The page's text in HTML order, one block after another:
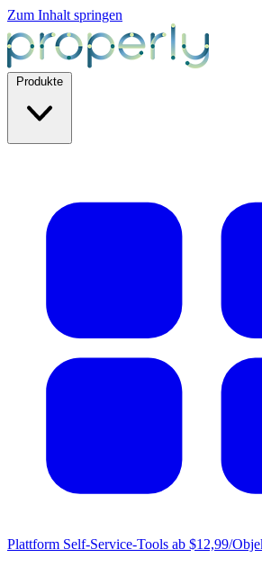
Zum Inhalt springen
Plattform Self-Service-Tools ab $12,99/